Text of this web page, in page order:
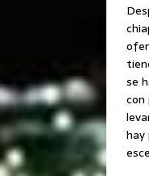
se
con
hay